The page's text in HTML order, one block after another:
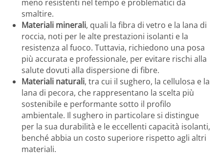
meno resistenti nel tempo e problematici da
smaltire.
Materiali minerali, quali la fibra di vetro e la lana di
roccia, noti per le alte prestazioni isolanti e la
resistenza al fuoco. Tuttavia, richiedono una posa
più accurata e professionale, per evitare rischi alla
salute dovuti alla dispersione di fibre.
Materiali naturali, tra cui il sughero, la cellulosa e la
lana di pecora, che rappresentano la scelta più
sostenibile e performante sotto il profilo
ambientale. Il sughero in particolare si distingue
per la sua durabilità e le eccellenti capacità isolanti,
benché abbia un costo superiore rispetto agli altri
materiali.